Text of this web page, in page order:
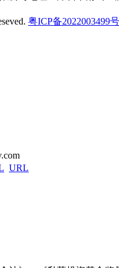
粤ICP备2022003499号
URL